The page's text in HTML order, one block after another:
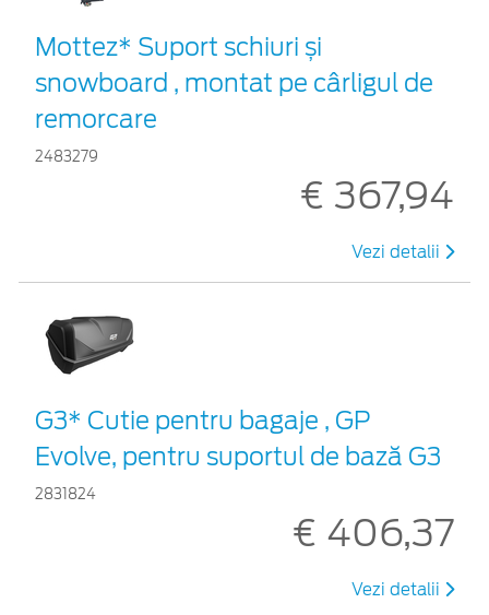
Mottez* Suport schiuri și
snowboard , montat pe cârligul de
remorcare
2483279
€ 367,94
Vezi detalii
G3* Cutie pentru bagaje , GP
Evolve, pentru suportul de bază G3
2831824
€ 406,37
Vezi detalii